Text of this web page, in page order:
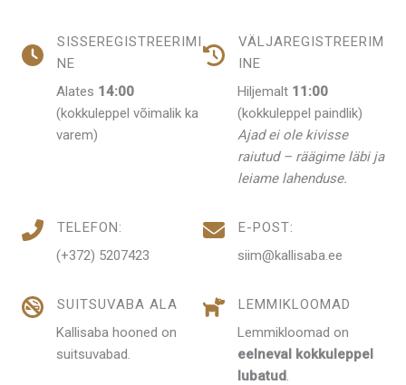
SISSEREGISTREERIMI
NE
Alates 14:00
(kokkuleppel võimalik ka
varem)
VÄLJAREGISTREERIM
INE
Hiljemalt 11:00
(kokkuleppel paindlik)
Ajad ei ole kivisse
raiutud – räägime läbi ja
leiame lahenduse.
TELEFON:
(+372) 5207423
E-POST:
siim@kallisaba.ee
SUITSUVABA ALA
Kallisaba hooned on
suitsuvabad.
LEMMIKLOOMAD
Lemmikloomad on
eelneval kokkuleppel
lubatud.